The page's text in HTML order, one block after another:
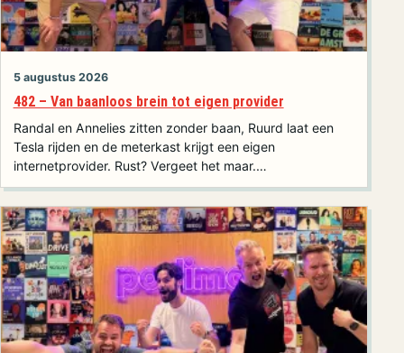
5 augustus 2026
482 – Van baanloos brein tot eigen provider
Randal en Annelies zitten zonder baan, Ruurd laat een
Tesla rijden en de meterkast krijgt een eigen
internetprovider. Rust? Vergeet het maar.…